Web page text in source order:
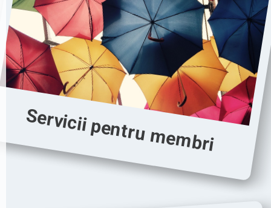
Servicii pentru membri